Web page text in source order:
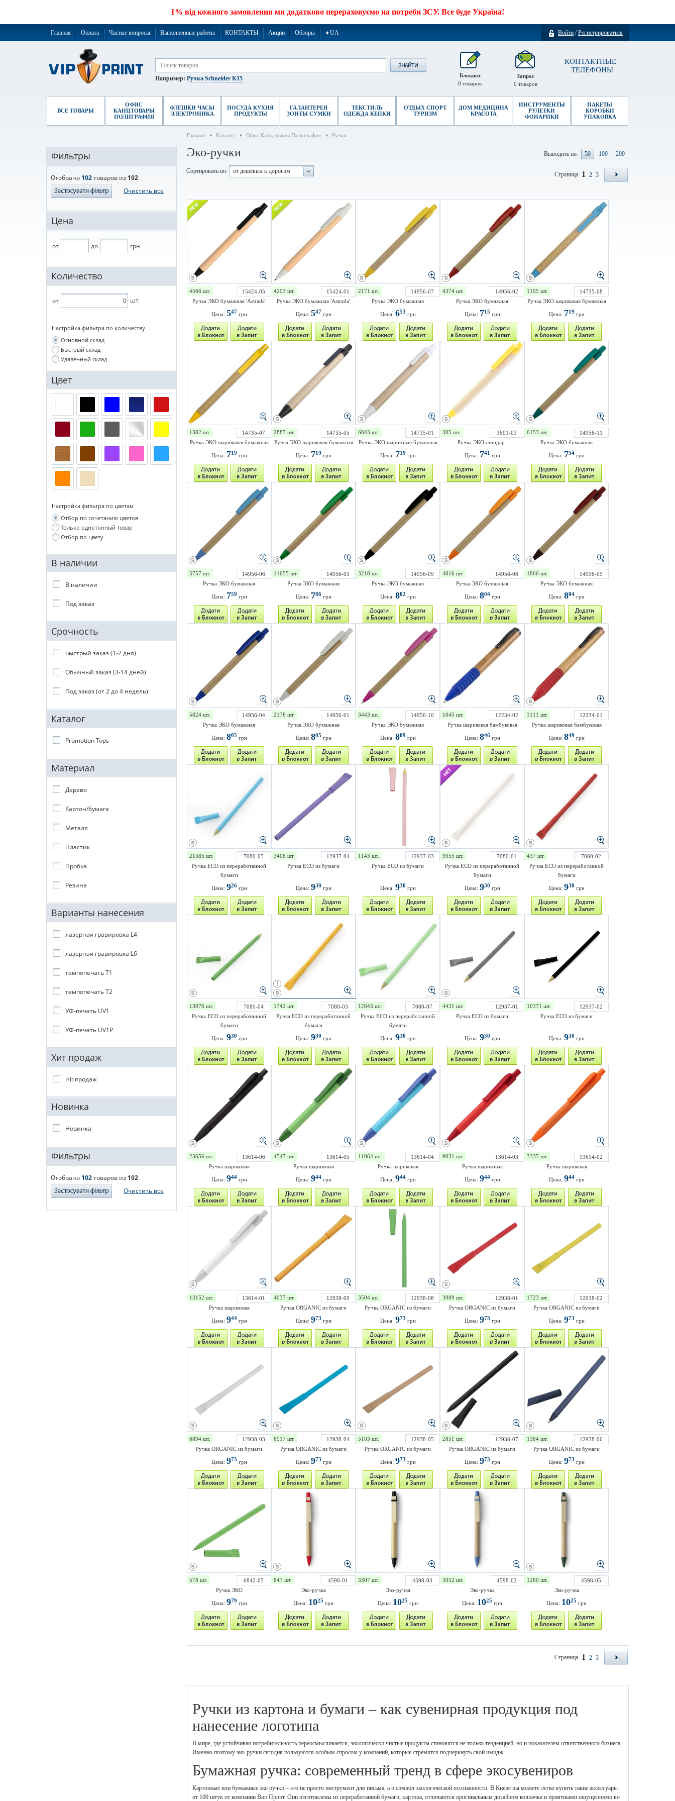
1% від кожного замовлення ми додатково перераховуємо на потреби ЗСУ. Все буде Україна!
Войти /Регистрироваться
Главная Оплата Частые вопросы Выполненные работы КОНТАКТЫ Акции Обзоры ➧UA
КОНТАКТНЫЕ
ТЕЛЕФОНЫ
Запрос
0 товаров
Например: Ручка Schneider K15
Блокнот
0 товаров
ВСЕ ТОВАРЫ
ОФИС
КАНЦТОВАРЫ
ПОЛИГРАФИЯ
ФЛЕШКИ ЧАСЫ
ЭЛЕКТРОНИКА
ПОСУДА КУХНЯ
ПРОДУКТЫ
ГАЛАНТЕРЕЯ
ЗОНТЫ СУМКИ
ТЕКСТИЛЬ
ОДЕЖДА КЕПКИ
ОТДЫХ СПОРТ
ТУРИЗМ
ДОМ МЕДИЦИНА
КРАСОТА
ИНСТРУМЕНТЫ
РУЛЕТКИ
ФОНАРИКИ
ПАКЕТЫ
КОРОБКИ
УПАКОВКА
Главная Каталог Офис Канцтовары Полиграфия Ручки
Фильтры
Отобрано 102товаров из 102
Очистить все
Цена
от до грн
Количество
от шт.
Настройка фильтра по количеству
Основной склад
Быстрый склад
Удаленный склад
Цвет
Настройка фильтра по цветам
Отбор по сочетанию цветов
Только однотонный товар
Отбор по цвету
В наличии
В наличии
Под заказ
Срочность
Быстрый заказ (1-2 дня)
Обычный заказ (3-14 дней)
Под заказ (от 2 до 4 недель)
Каталог
Promotion Tops
Материал
Дерево
Картон/бумага
Металл
Пластик
Пробка
Резина
Варианты нанесения
лазерная гравировка L4
лазерная гравировка L6
тампопечать T1
тампопечать T2
УФ-печать UV1
УФ-печать UV1P
Хит продаж
Hit продаж
Новинка
Новинка
Фильтры
Отобрано 102товаров из 102
Очистить все
Эко-ручки Выводить по: 50 100 200
Сортировать по: от дешёвых к дорогим 1 2 3
Страница
4566 шт.
15424-05
Ручка ЭКО бумажная 'Astrada'
Цена: 547 грн
4293 шт.
15424-01
Ручка ЭКО бумажная 'Astrada'
Цена: 547 грн
2171 шт.
14956-07
Ручка ЭКО бумажная
Цена: 653 грн
4374 шт.
14956-02
Ручка ЭКО бумажная
Цена: 715 грн
1195 шт.
14735-08
Ручка ЭКО шариковая бумажная
Цена: 719 грн
1382 шт.
14735-07
Ручка ЭКО шариковая бумажная
Цена: 719 грн
2887 шт.
14735-05
Ручка ЭКО шариковая бумажная
Цена: 719 грн
6843 шт.
14735-01
Ручка ЭКО шариковая бумажная
Цена: 719 грн
305 шт.
3601-03
Ручка ЭКО стандарт
Цена: 741 грн
6153 шт.
14956-11
Ручка ЭКО бумажная
Цена: 754грн
5757 шт.
14956-06
Ручка ЭКО бумажная
Цена: 759 грн
11655 шт.
14956-03
Ручка ЭКО бумажная
Цена: 786грн
3218 шт.
14956-09
Ручка ЭКО бумажная
Цена: 802 грн
4816 шт.
14956-08
Ручка ЭКО бумажная
Цена: 804грн
1866 шт.
14956-05
Ручка ЭКО бумажная
Цена: 804грн
5824 шт.
14956-04
Ручка ЭКО бумажная
Цена: 805 грн
2178 шт.
14956-01
Ручка ЭКО бумажная
Цена: 805 грн
3443 шт.
14956-10
Ручка ЭКО бумажная
Цена: 809 грн
1045 шт.
12234-02
Ручка шариковая бамбуковая
Цена: 846грн
3111 шт.
12234-01
Ручка шариковая бамбуковая
Цена: 849 грн
21385 шт.
7080-05
Ручка ECO из переработанной
бумаги
Цена: 926грн
3406 шт.
12937-04
Ручка ECO из бумаги
Цена: 930 грн
1143 шт.
12937-03
Ручка ECO из бумаги
Цена: 930 грн
9955 шт.
7080-01
Ручка ECO из переработанной
бумаги
Цена: 930 грн
437 шт.
7080-02
Ручка ECO из переработанной
бумаги
Цена: 930 грн
13076 шт.
7080-04
Ручка ECO из переработанной
бумаги
Цена: 930 грн
1742 шт.
7080-03
Ручка ECO из переработанной
бумаги
Цена: 930 грн
12643 шт.
7080-07
Ручка ECO из переработанной
бумаги
Цена: 930 грн
4431 шт.
12937-01
Ручка ECO из бумаги
Цена: 930 грн
10371 шт.
12937-02
Ручка ECO из бумаги
Цена: 930 грн
23656 шт.
13614-06
Ручка шариковая
Цена: 944грн
4547 шт.
13614-05
Ручка шариковая
Цена: 944грн
11064 шт.
13614-04
Ручка шариковая
Цена: 944грн
9031 шт.
13614-03
Ручка шариковая
Цена: 944грн
3335 шт.
13614-02
Ручка шариковая
Цена: 944грн
13152 шт.
13614-01
Ручка шариковая
Цена: 944грн
4037 шт.
12938-09
Ручка ORGANIC из бумаги
Цена: 973 грн
3504 шт.
12938-08
Ручка ORGANIC из бумаги
Цена: 973 грн
3989 шт.
12938-01
Ручка ORGANIC из бумаги
Цена: 973 грн
1723 шт.
12938-02
Ручка ORGANIC из бумаги
Цена: 973 грн
6894 шт.
12938-03
Ручка ORGANIC из бумаги
Цена: 973 грн
6917 шт.
12938-04
Ручка ORGANIC из бумаги
Цена: 973 грн
5103 шт.
12938-05
Ручка ORGANIC из бумаги
Цена: 973 грн
2851 шт.
12938-07
Ручка ORGANIC из бумаги
Цена: 973 грн
1384 шт.
12938-06
Ручка ORGANIC из бумаги
Цена: 973 грн
578 шт.
6842-05
Ручка ЭКО
Цена: 979 грн
847 шт.
4598-01
Эко-ручка
Цена: 1025 грн
3307 шт.
4598-03
Эко-ручка
Цена: 1025 грн
3952 шт.
4598-02
Эко-ручка
Цена: 1025 грн
1260 шт.
4598-05
Эко-ручка
Цена: 1025 грн
1 2 3
Страница
Ручки из картона и бумаги – как сувенирная продукция под
нанесение логотипа
В мире, где устойчивая потребительность переосмысливается, экологически чистые продукты становятся не только тенденцией, но и показателем ответственного бизнеса.
Именно поэтому эко-ручки сегодня пользуются особым спросом у компаний, которые стремятся подчеркнуть свой имидж.
Бумажная ручка: cовременный тренд в сфере экосувениров
Картонные или бумажные эко ручки – это не просто инструмент для письма, а и символ экологической осознанности. В Киеве вы можете легко купить такие аксессуары
от 100 штук от компании Вип Принт. Они изготовлены из переработанной бумаги, картона, отличаются оригинальным дизайном колпачка и приятными ощущениями во